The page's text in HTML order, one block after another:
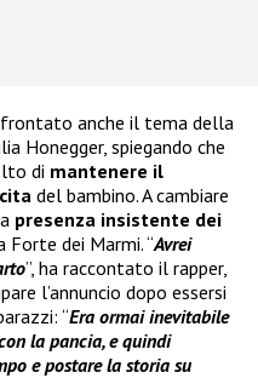
anche il tema della
Honegger, spiegando che
di mantenere il
del bambino. A cambiare
presenza insistente dei
Forte dei Marmi. “Avrei
”, ha raccontato il rapper,
l’annuncio dopo essersi
“Era ormai inevitabile
la pancia, e quindi
e postare la storia su